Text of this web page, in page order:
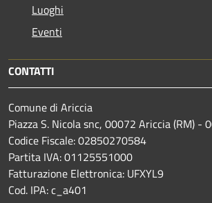
Luoghi
Eventi
CONTATTI
Comune di Ariccia
Piazza S. Nicola snc, 00072 Ariccia (RM) -
Codice Fiscale: 02850270584
Partita IVA: 01125551000
Fatturazione Elettronica: UFXYL9
Cod. IPA: c_a401